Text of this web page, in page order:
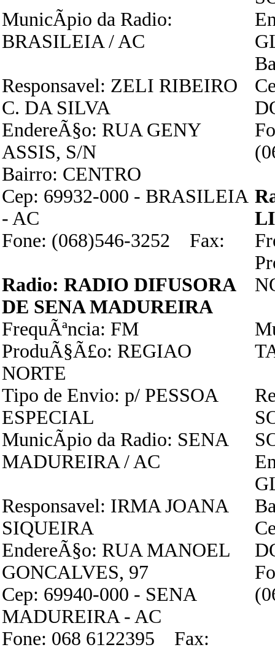
MunicÃ­pio da Radio:
BRASILEIA / AC
Responsavel: ZELI RIBEIRO
C. DA SILVA
EndereÃ§o: RUA GENY
ASSIS, S/N
Bairro: CENTRO
Cep: 69932-000 - BRASILEIA
- AC
Fone: (068)546-3252 Fax:
Radio: RADIO DIFUSORA
DE SENA MADUREIRA
FrequÃªncia: FM
ProduÃ§Ã£o: REGIAO
NORTE
Tipo de Envio: p/ PESSOA
ESPECIAL
MunicÃ­pio da Radio: SENA
MADUREIRA / AC
Responsavel: IRMA JOANA
SIQUEIRA
EndereÃ§o: RUA MANOEL
GONCALVES, 97
Cep: 69940-000 - SENA
MADUREIRA - AC
Fone: 068 6122395 Fax: